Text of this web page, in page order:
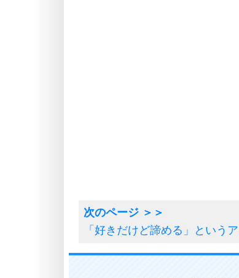
「好きだけど諦める」という